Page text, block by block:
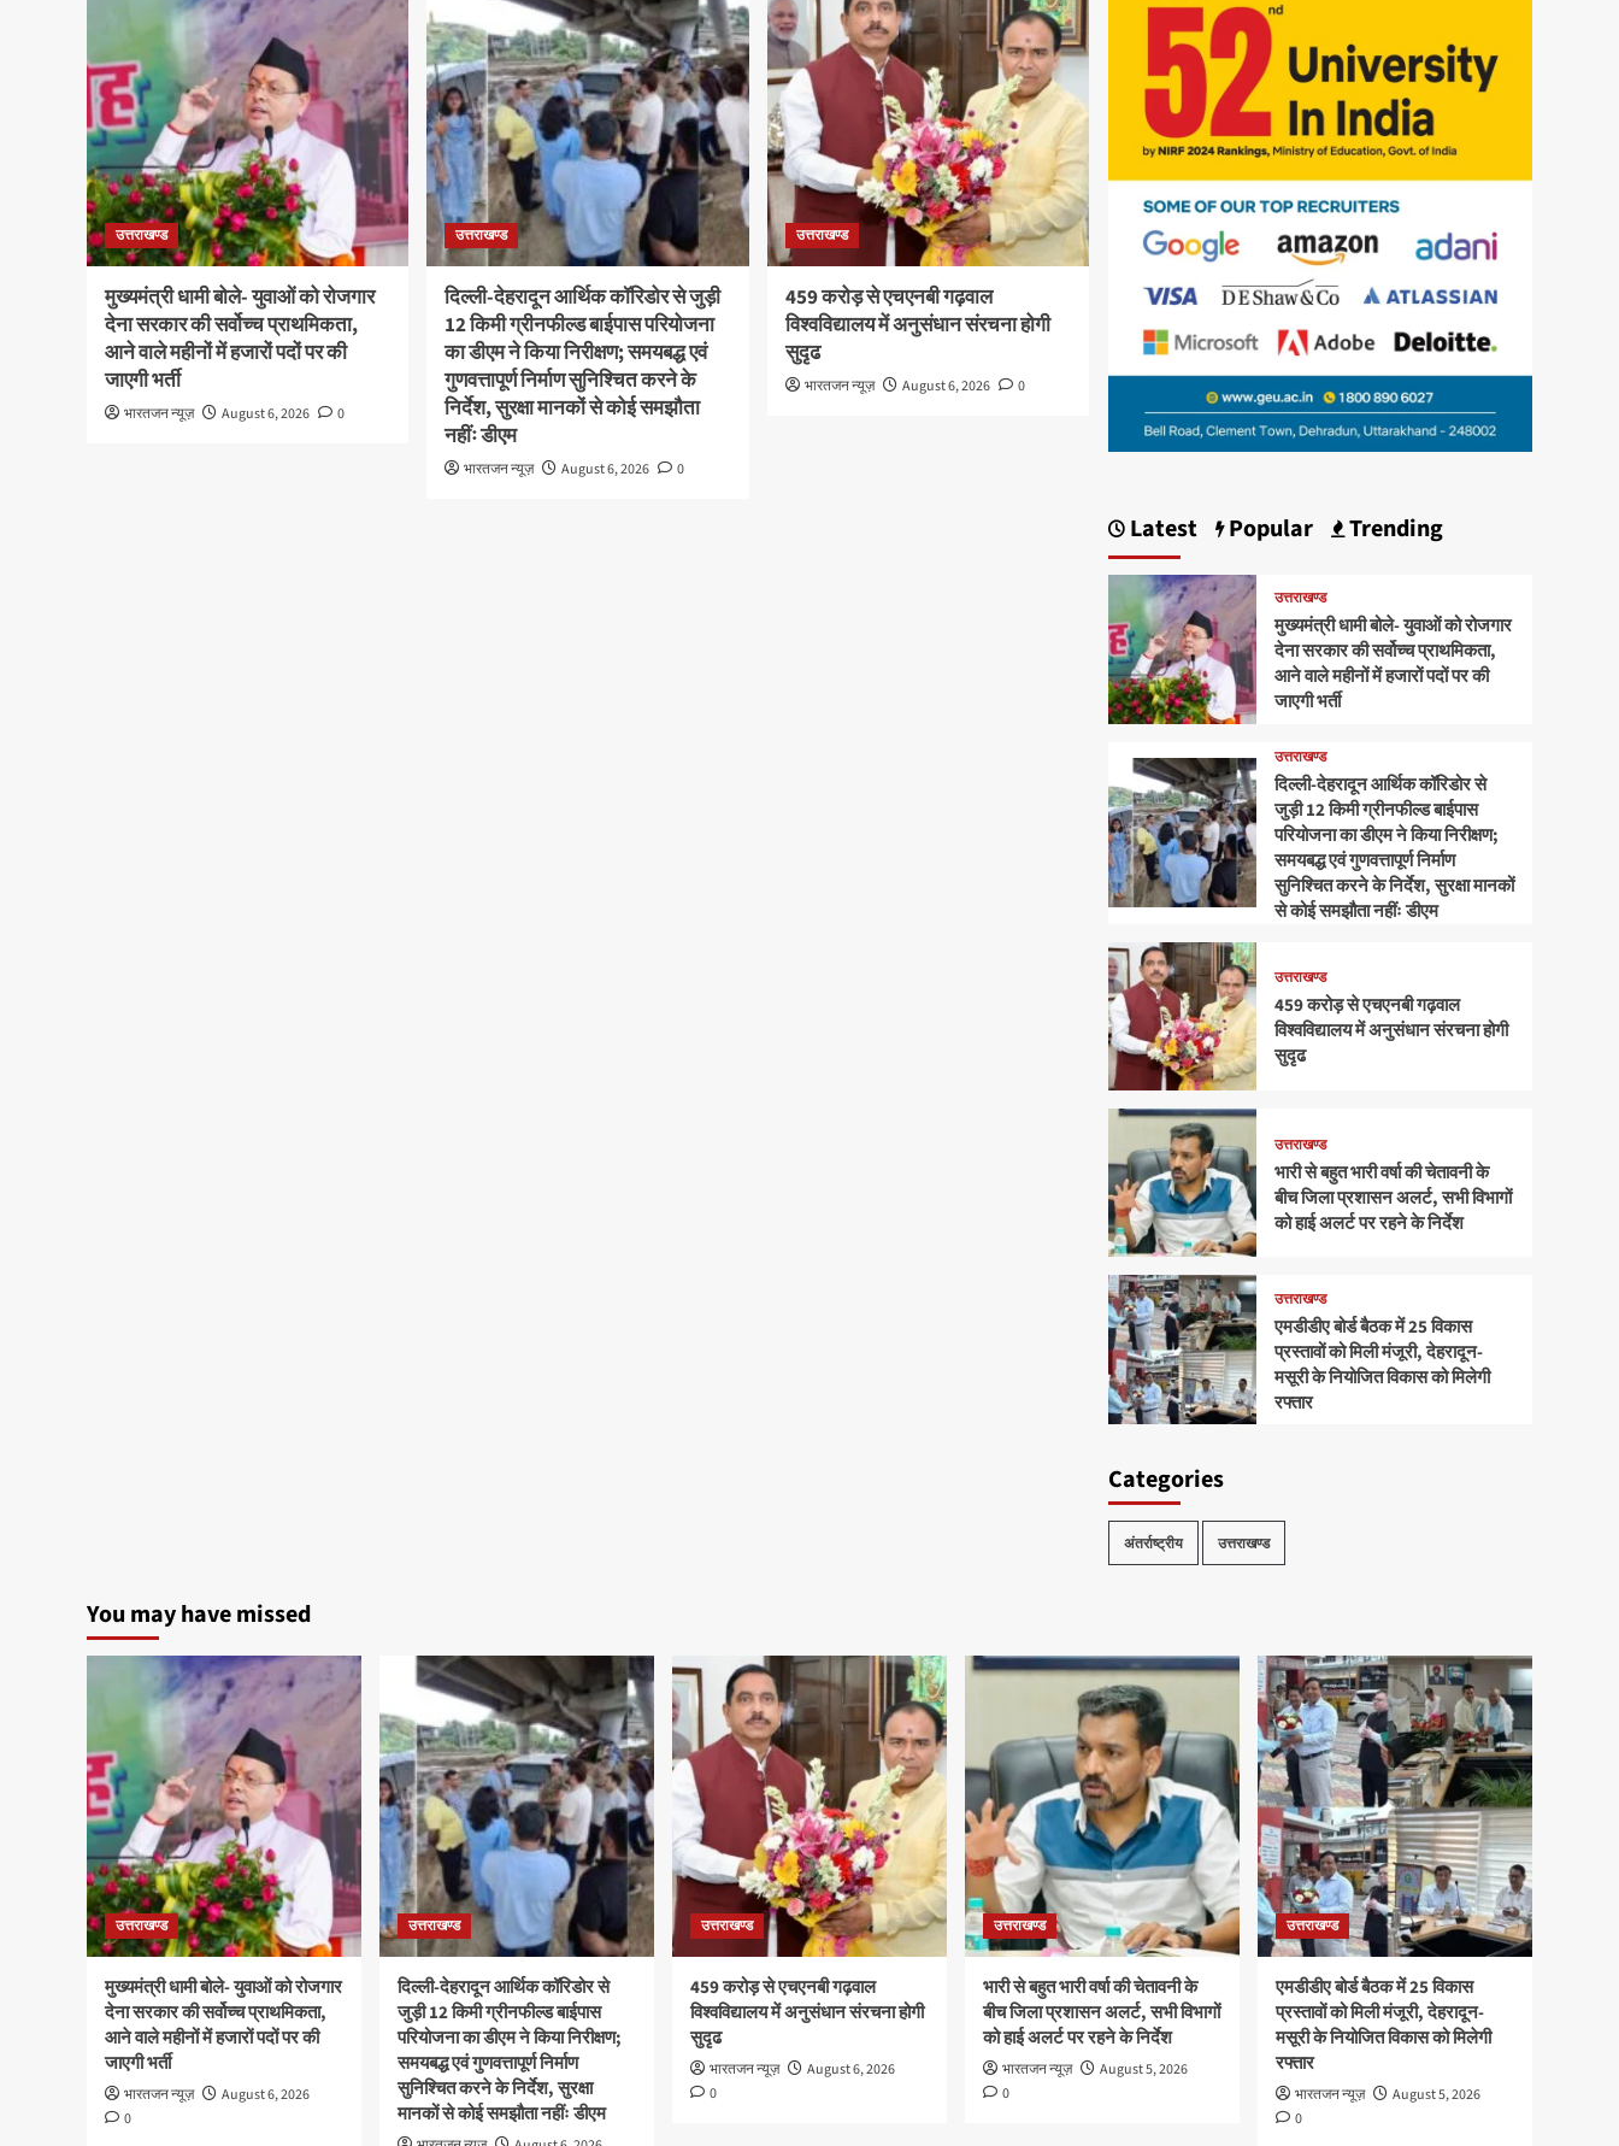
उत्तराखण्ड
मुख्यमंत्री धामी बोले- युवाओं को रोजगार
देना सरकार की सर्वोच्च प्राथमिकता,
आने वाले महीनों में हजारों पदों पर की
जाएगी भर्ती
भारतजन न्यूज़ August 6, 2026 0
उत्तराखण्ड
दिल्ली-देहरादून आर्थिक कॉरिडोर से जुड़ी
12 किमी ग्रीनफील्ड बाईपास परियोजना
का डीएम ने किया निरीक्षण; समयबद्ध एवं
गुणवत्तापूर्ण निर्माण सुनिश्चित करने के
निर्देश, सुरक्षा मानकों से कोई समझौता
नहींः डीएम
भारतजन न्यूज़ August 6, 2026 0
उत्तराखण्ड
459 करोड़ से एचएनबी गढ़वाल
विश्वविद्यालय में अनुसंधान संरचना होगी
सुदृढ
भारतजन न्यूज़ August 6, 2026 0
Latest Popular Trending
उत्तराखण्ड
मुख्यमंत्री धामी बोले- युवाओं को रोजगार
देना सरकार की सर्वोच्च प्राथमिकता,
आने वाले महीनों में हजारों पदों पर की
जाएगी भर्ती
उत्तराखण्ड
दिल्ली-देहरादून आर्थिक कॉरिडोर से
जुड़ी 12 किमी ग्रीनफील्ड बाईपास
परियोजना का डीएम ने किया निरीक्षण;
समयबद्ध एवं गुणवत्तापूर्ण निर्माण
सुनिश्चित करने के निर्देश, सुरक्षा मानकों
से कोई समझौता नहींः डीएम
उत्तराखण्ड
459 करोड़ से एचएनबी गढ़वाल
विश्वविद्यालय में अनुसंधान संरचना होगी
सुदृढ
उत्तराखण्ड
भारी से बहुत भारी वर्षा की चेतावनी के
बीच जिला प्रशासन अलर्ट, सभी विभागों
को हाई अलर्ट पर रहने के निर्देश
उत्तराखण्ड
एमडीडीए बोर्ड बैठक में 25 विकास
प्रस्तावों को मिली मंजूरी, देहरादून-
मसूरी के नियोजित विकास को मिलेगी
रफ्तार
Categories
अंतर्राष्ट्रीय उत्तराखण्ड
You may have missed
उत्तराखण्ड
मुख्यमंत्री धामी बोले- युवाओं को रोजगार
देना सरकार की सर्वोच्च प्राथमिकता,
आने वाले महीनों में हजारों पदों पर की
जाएगी भर्ती
भारतजन न्यूज़
August 6, 2026
0
उत्तराखण्ड
दिल्ली-देहरादून आर्थिक कॉरिडोर से
जुड़ी 12 किमी ग्रीनफील्ड बाईपास
परियोजना का डीएम ने किया निरीक्षण;
समयबद्ध एवं गुणवत्तापूर्ण निर्माण
सुनिश्चित करने के निर्देश, सुरक्षा
मानकों से कोई समझौता नहींः डीएम
उत्तराखण्ड
459 करोड़ से एचएनबी गढ़वाल
विश्वविद्यालय में अनुसंधान संरचना होगी
सुदृढ
भारतजन न्यूज़
August 6, 2026
0
उत्तराखण्ड
भारी से बहुत भारी वर्षा की चेतावनी के
बीच जिला प्रशासन अलर्ट, सभी विभागों
को हाई अलर्ट पर रहने के निर्देश
भारतजन न्यूज़
August 5, 2026
0
उत्तराखण्ड
एमडीडीए बोर्ड बैठक में 25 विकास
प्रस्तावों को मिली मंजूरी, देहरादून-
मसूरी के नियोजित विकास को मिलेगी
रफ्तार
भारतजन न्यूज़
August 5, 2026
0